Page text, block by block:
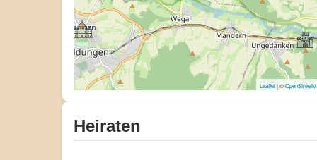
Leaflet| ©
Heiraten